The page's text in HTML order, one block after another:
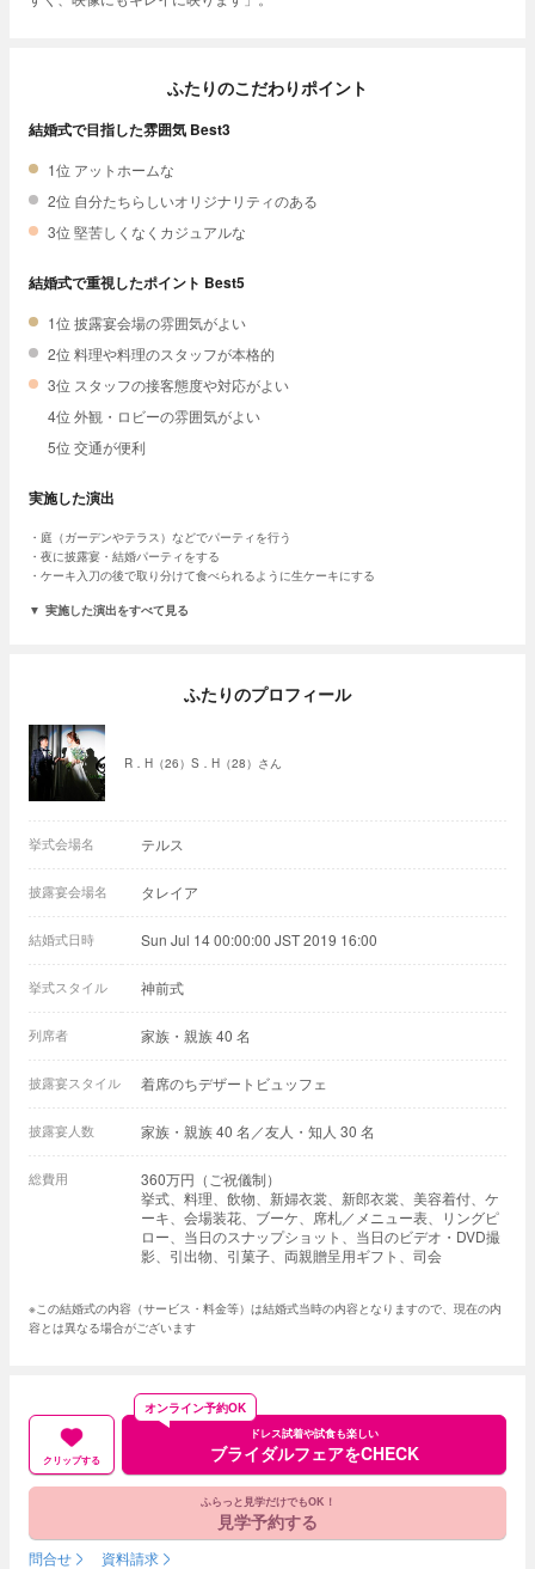
ふたりのこだわりポイント
結婚式で目指した雰囲気 Best3
1位 アットホームな
2位 自分たちらしいオリジナリティのある
3位 堅苦しくなくカジュアルな
結婚式で重視したポイント Best5
1位 披露宴会場の雰囲気がよい
2位 料理や料理のスタッフが本格的
3位 スタッフの接客態度や対応がよい
4位 外観・ロビーの雰囲気がよい
5位 交通が便利
実施した演出
庭（ガーデンやテラス）などでパーティを行う
夜に披露宴・結婚パーティをする
ケーキ入刀の後で取り分けて食べられるように生ケーキにする
実施した演出をすべて見る
ふたりのプロフィール
R．H（26）S．H（28）さん
挙式会場名 テルス
披露宴会場名 タレイア
結婚式日時 Sun Jul 14 00:00:00 JST 2019 16:00
挙式スタイル 神前式
列席者 家族・親族 40 名
披露宴スタイル 着席のちデザートビュッフェ
披露宴人数 家族・親族 40 名／友人・知人 30 名
総費用
360万円（ご祝儀制）
挙式、料理、飲物、新婦衣裳、新郎衣裳、美容着付、ケ
ーキ、会場装花、ブーケ、席札／メニュー表、リングピ
ロー、当日のスナップショット、当日のビデオ・DVD撮
影、引出物、引菓子、両親贈呈用ギフト、司会
※この結婚式の内容（サービス・料金等）は結婚式当時の内容となりますので、現在の内
容とは異なる場合がございます
クリップする
ドレス試着や試食も楽しい
ブライダルフェアをCHECK
オンライン予約OK
ふらっと見学だけでもOK！
見学予約する
問合せ 資料請求